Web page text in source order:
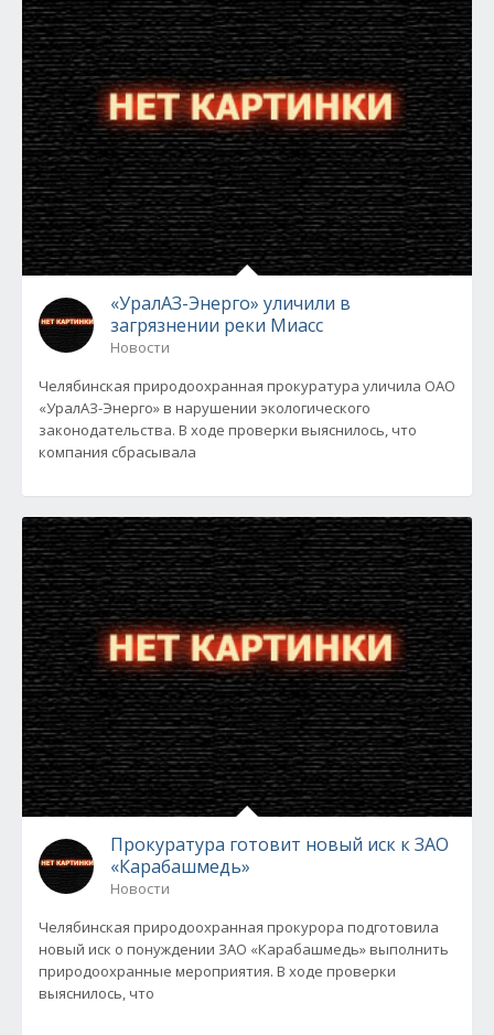
«УралАЗ-Энерго» уличили в
загрязнении реки Миасс
Новости
Челябинская природоохранная прокуратура уличила ОАО
«УралАЗ-Энерго» в нарушении экологического
законодательства. В ходе проверки выяснилось, что
компания сбрасывала
Прокуратура готовит новый иск к ЗАО
«Карабашмедь»
Новости
Челябинская природоохранная прокурора подготовила
новый иск о понуждении ЗАО «Карабашмедь» выполнить
природоохранные мероприятия. В ходе проверки
выяснилось, что